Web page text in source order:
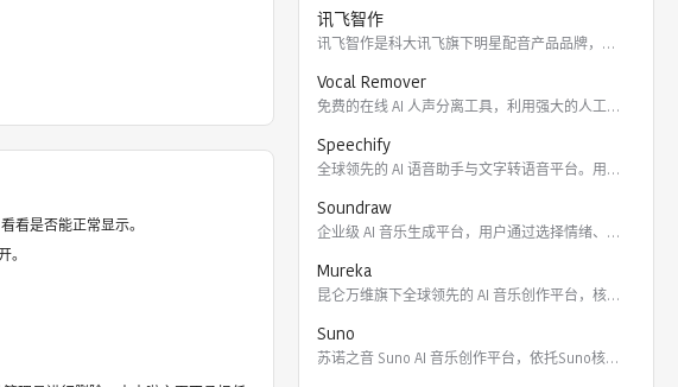
看是否能正常显示。
讯飞智作
讯飞智作是科大讯飞旗下明星配音产品品牌，提供合成配音软件、真
Vocal Remover
免费的在线 AI 人声分离工具，利用强大的人工智能算法将歌曲
Speechify
全球领先的 AI 语音助手与文字转语音平台。用户可通过 Ch
Soundraw
企业级 AI 音乐生成平台，用户通过选择情绪、流派、乐器及长
Mureka
昆仑万维旗下全球领先的 AI 音乐创作平台，核心模型包括全球
Suno
苏诺之音 Suno AI 音乐创作平台，依托Suno核心模型